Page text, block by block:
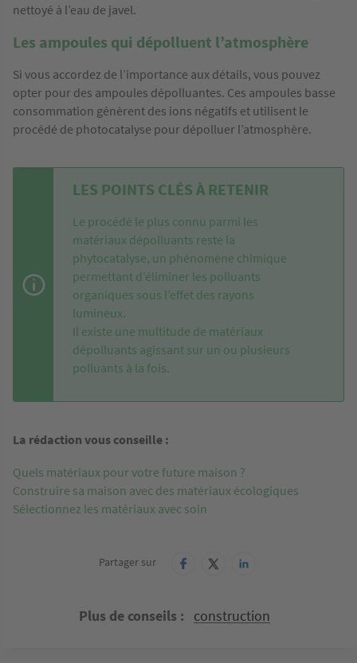
nettoyé à l’eau de javel.
Les ampoules qui dépolluent l’atmosphère
Si vous accordez de l’importance aux détails, vous pouvez
opter pour des ampoules dépolluantes. Ces ampoules basse
consommation génèrent des ions négatifs et utilisent le
procédé de photocatalyse pour dépolluer l’atmosphère.
LES POINTS CLÉS À RETENIR
Le procédé le plus connu parmi les
matériaux dépolluants reste la
phytocatalyse, un phénomène chimique
permettant d’éliminer les polluants
organiques sous l’effet des rayons
lumineux.
Il existe une multitude de matériaux
dépolluants agissant sur un ou plusieurs
polluants à la fois.
La rédaction vous conseille :
Quels matériaux pour votre future maison ?
Construire sa maison avec des matériaux écologiques
Sélectionnez les matériaux avec soin
Partager sur
Plus de conseils construction